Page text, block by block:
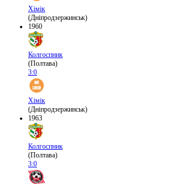
Хімік
(Дніпродзержинськ)
1960
Колгоспник
(Полтава)
3:0
Хімік
(Дніпродзержинськ)
1963
Колгоспник
(Полтава)
3:0